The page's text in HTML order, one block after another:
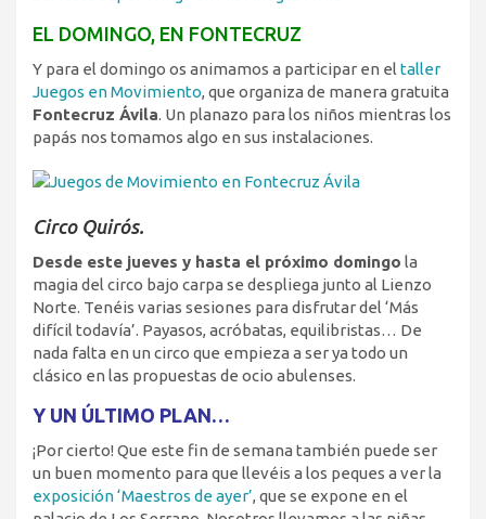
EL DOMINGO, EN FONTECRUZ
Y para el domingo os animamos a participar en el taller
Juegos en Movimiento, que organiza de manera gratuita
Fontecruz Ávila. Un planazo para los niños mientras los
papás nos tomamos algo en sus instalaciones.
Circo Quirós.
Desde este jueves y hasta el próximo domingo la
magia del circo bajo carpa se despliega junto al Lienzo
Norte. Tenéis varias sesiones para disfrutar del ‘Más
difícil todavía’. Payasos, acróbatas, equilibristas… De
nada falta en un circo que empieza a ser ya todo un
clásico en las propuestas de ocio abulenses.
Y UN ÚLTIMO PLAN…
¡Por cierto! Que este fin de semana también puede ser
un buen momento para que llevéis a los peques a ver la
exposición ‘Maestros de ayer’, que se expone en el